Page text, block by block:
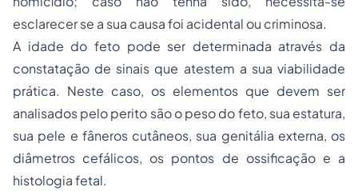
esclarecer se a sua causa foi acidental ou criminosa.
A idade do feto pode ser determinada através da
constatação de sinais que atestem a sua viabilidade
prática. Neste caso, os elementos que devem ser
analisados pelo perito são o peso do feto, sua estatura,
sua pele e fâneros cutâneos, sua genitália externa, os
diâmetros cefálicos, os pontos de ossificação e a
histologia fetal.